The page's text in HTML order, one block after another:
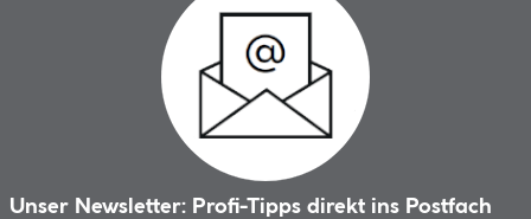
Unser Newsletter: Profi-Tipps direkt ins Postfach